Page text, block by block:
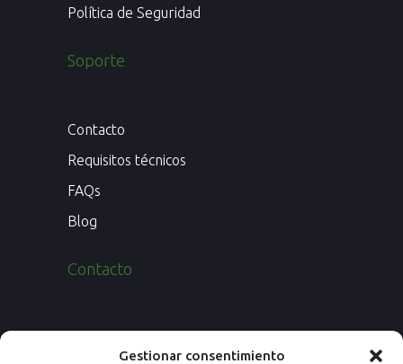
Gestionar consentimiento
Política de Seguridad
Soporte
Contacto
Requisitos técnicos
FAQs
Blog
Contacto